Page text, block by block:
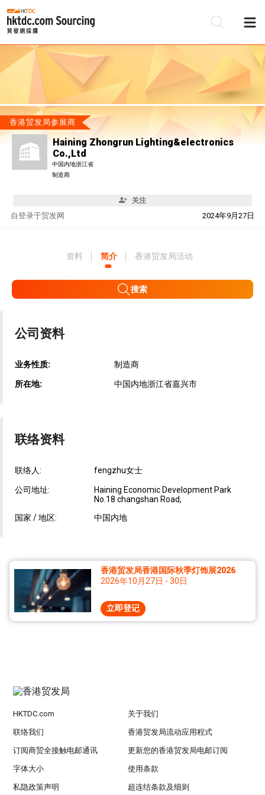
香港贸发局参展商
Haining Zhongrun Lighting&electronics
Co.,Ltd
中国内地浙江省
制造商
关注
自 2024年9月27日
登录于贸发网
资料 简介 香港贸发局活动
搜索
公司资料
业务性质: 制造商
所在地: 中国内地浙江省嘉兴市
联络资料
联络人: fengzhu女士
公司地址:
Haining Economic Development Park
No.18 changshan Road,
国家 / 地区:
中国内地
香港贸发局香港国际秋季灯饰展2026
2026年10月27日 - 30日
立即登记
HKTDC.com 关于我们
联络我们 香港贸发局流动应用程式
订阅商贸全接触电邮通讯 更新您的香港贸发局电邮订阅
字体大小 使用条款
私隐政策声明 超连结条款及细则